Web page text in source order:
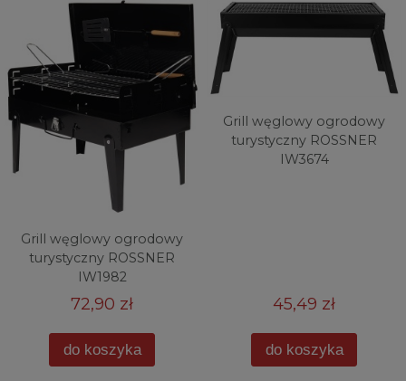
Grill węglowy ogrodowy
turystyczny ROSSNER
IW1982
72,90 zł
do koszyka
Grill węglowy ogrodowy
turystyczny ROSSNER
IW3674
45,49 zł
do koszyka